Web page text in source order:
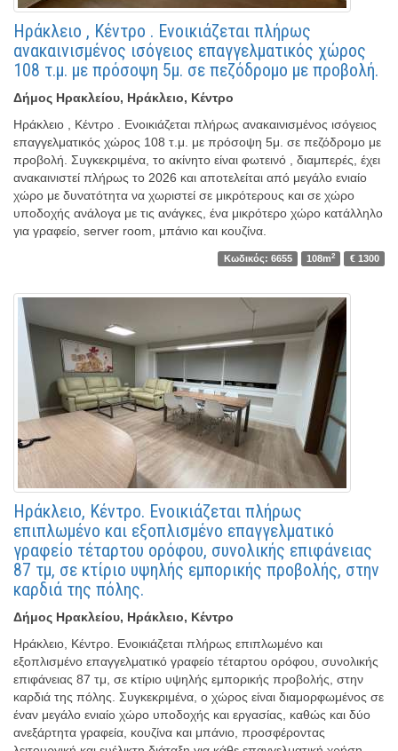
Ηράκλειο , Κέντρο . Ενοικιάζεται πλήρως
ανακαινισμένος ισόγειος επαγγελματικός χώρος
108 τ.μ. με πρόσοψη 5μ. σε πεζόδρομο με προβολή.
Δήμος Ηρακλείου, Ηράκλειο, Κέντρο
Ηράκλειο , Κέντρο . Ενοικιάζεται πλήρως ανακαινισμένος ισόγειος
επαγγελματικός χώρος 108 τ.μ. με πρόσοψη 5μ. σε πεζόδρομο με
προβολή. Συγκεκριμένα, το ακίνητο είναι φωτεινό , διαμπερές, έχει
ανακαινιστεί πλήρως το 2026 και αποτελείται από μεγάλο ενιαίο
χώρο με δυνατότητα να χωριστεί σε μικρότερους και σε χώρο
υποδοχής ανάλογα με τις ανάγκες, ένα μικρότερο χώρο κατάλληλο
για γραφείο, server room, μπάνιο και κουζίνα.
Κωδικός: 6655 108m2 € 1300
Ηράκλειο, Κέντρο. Ενοικιάζεται πλήρως
επιπλωμένο και εξοπλισμένο επαγγελματικό
γραφείο τέταρτου ορόφου, συνολικής επιφάνειας
87 τμ, σε κτίριο υψηλής εμπορικής προβολής, στην
καρδιά της πόλης.
Δήμος Ηρακλείου, Ηράκλειο, Κέντρο
Ηράκλειο, Κέντρο. Ενοικιάζεται πλήρως επιπλωμένο και
εξοπλισμένο επαγγελματικό γραφείο τέταρτου ορόφου, συνολικής
επιφάνειας 87 τμ, σε κτίριο υψηλής εμπορικής προβολής, στην
καρδιά της πόλης. Συγκεκριμένα, ο χώρος είναι διαμορφωμένος σε
έναν μεγάλο ενιαίο χώρο υποδοχής και εργασίας, καθώς και δύο
ανεξάρτητα γραφεία, κουζίνα και μπάνιο, προσφέροντας